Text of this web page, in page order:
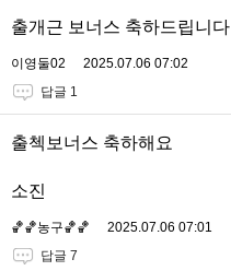
출개근 보너스 축하드립니다
이영둘02
2025.07.06 07:02
답글 1
출첵보너스 축하해요
소진
🏀🏀농구🏀🏀
2025.07.06 07:01
답글 7